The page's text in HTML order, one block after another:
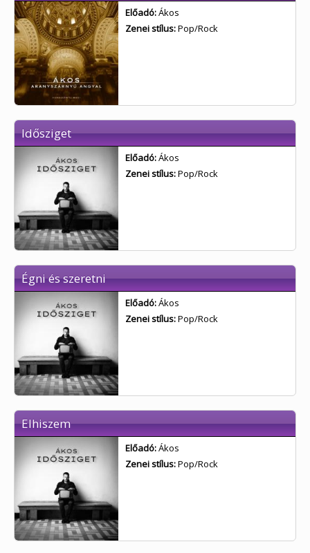
Előadó:Ákos
Zenei stílus:Pop/Rock
Idősziget
Előadó:Ákos
Zenei stílus:Pop/Rock
Égni és szeretni
Előadó:Ákos
Zenei stílus:Pop/Rock
Elhiszem
Előadó:Ákos
Zenei stílus:Pop/Rock